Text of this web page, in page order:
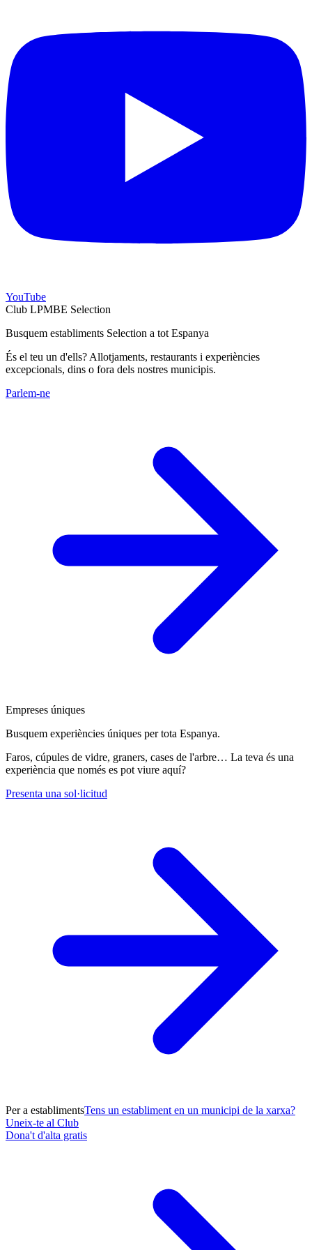
YouTube
Club LPMBE Selection
Busquem establiments Selection a tot Espanya
És el teu un d'ells? Allotjaments, restaurants i experiències
excepcionals, dins o fora dels nostres municipis.
Parlem-ne
Empreses úniques
Busquem experiències úniques per tota Espanya.
Faros, cúpules de vidre, graners, cases de l'arbre… La teva és una
experiència que només es pot viure aquí?
Presenta una sol·licitud
Per a establimentsTens un establiment en un municipi de la xarxa?
Uneix-te al Club
Dona't d'alta gratis